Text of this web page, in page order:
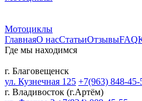
Мотоциклы
ГлавнаяО насСтатьиОтзывыFAQ
Где мы находимся
г. Благовещенск
ул. Кузнечная 125 +7(963) 848-45-
г. Владивосток (г.Артём)